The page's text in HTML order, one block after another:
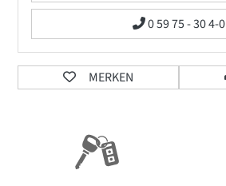
0 59 75 - 30 4-0
MERKEN